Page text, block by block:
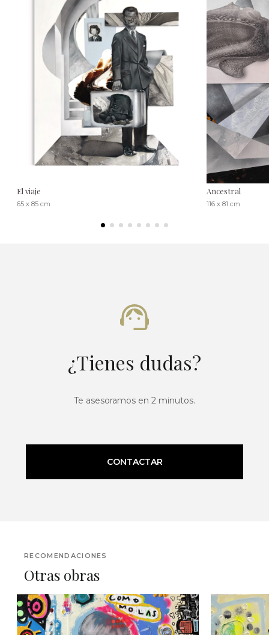
El viaje
65 x 85 cm
Ancestral
116 x 81 cm
¿Tienes dudas?
Te asesoramos en 2 minutos.
CONTACTAR
RECOMENDACIONES
Otras obras